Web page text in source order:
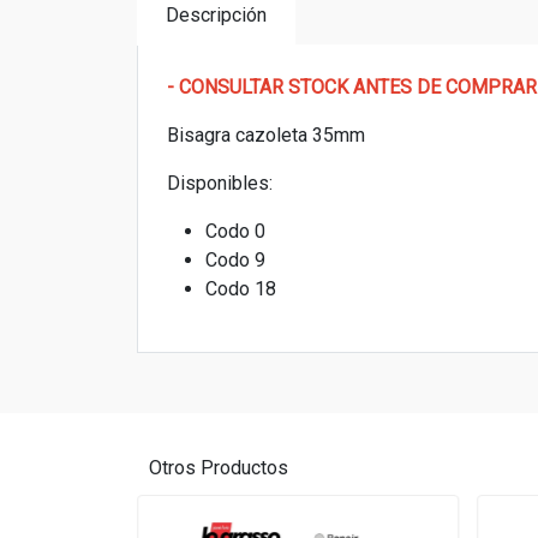
Descripción
- CONSULTAR STOCK ANTES DE
Bisagra cazoleta 35mm
Disponibles:
Codo 0
Codo 9
Codo 18
Otros Productos